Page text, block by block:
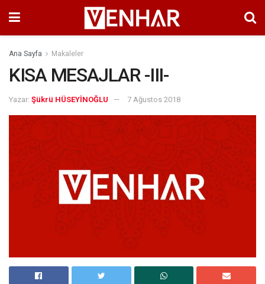
Ana Sayfa Makaleler
KISA MESAJLAR -III-
Yazar: Şükrü HÜSEYİNOĞLU 7 Ağustos 2018